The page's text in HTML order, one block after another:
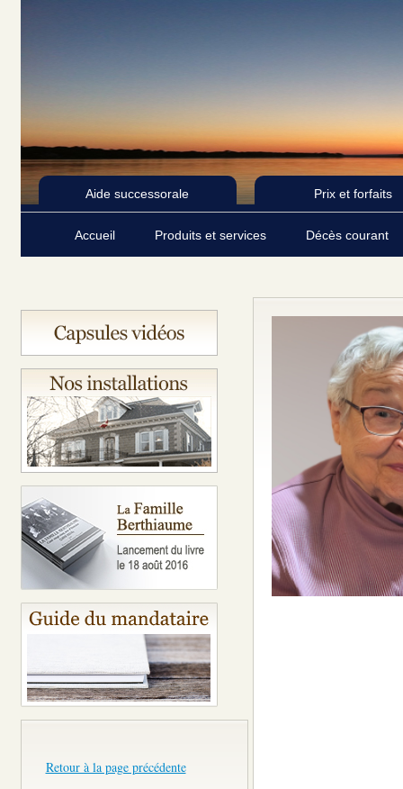
Aide successorale Prix et forfaits
Accueil Produits et services Décès courant
Retour à la page précédente